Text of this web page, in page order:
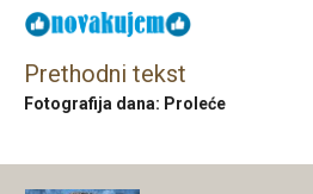
Prethodni tekst
Fotografija dana: Proleće